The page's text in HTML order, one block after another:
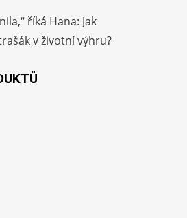
říká Hana: Jak
v životní výhru?